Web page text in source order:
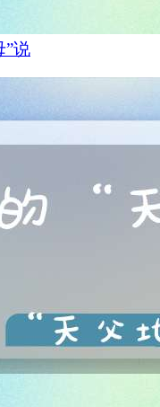
”说